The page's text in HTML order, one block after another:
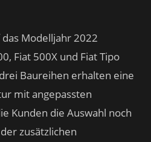
Modelljahr 2022
Fiat 500X und Fiat Tipo
Baureihen erhalten eine
mit angepassten
Kunden die Auswahl noch
zusätzlichen